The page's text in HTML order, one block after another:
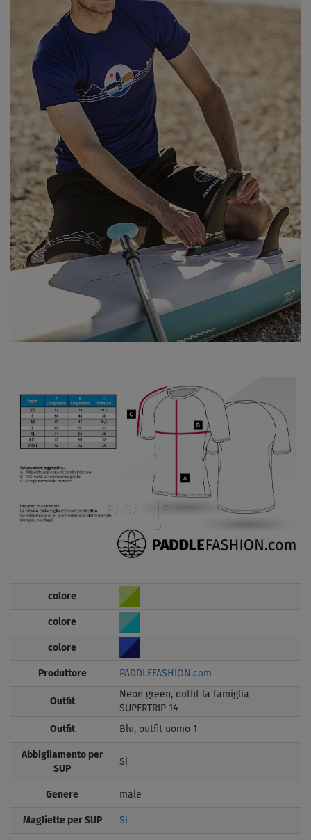
colore
colore
colore
Produttore PADDLEFASHION.com
Outfit
Neon green, outfit la famiglia
SUPERTRIP 14
Outfit Blu, outfit uomo 1
Abbigliamento per
SUP
Si
Genere male
Magliette per SUP Si